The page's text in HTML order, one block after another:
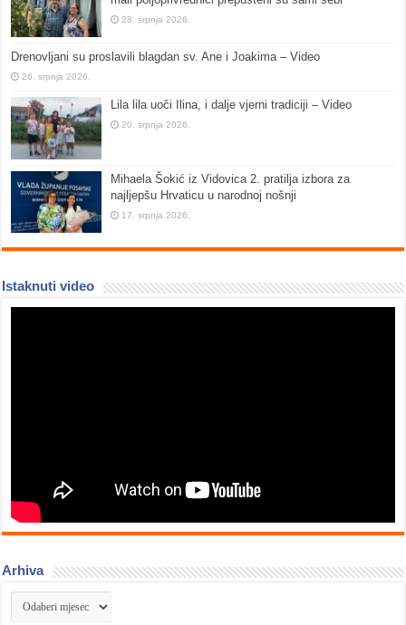
28. srpnja 2026.
Drenovljani su proslavili blagdan sv. Ane i Joakima – Video
26. srpnja 2026.
Lila lila uoči Ilina, i dalje vjerni tradiciji – Video
20. srpnja 2026.
Mihaela Šokić iz Vidovica 2. pratilja izbora za
najljepšu Hrvaticu u narodnoj nošnji
17. srpnja 2026.
Istaknuti video
Arhiva
Arhiva